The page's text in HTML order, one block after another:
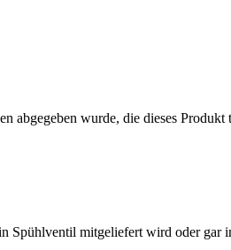
wurde, die dieses
Spühlventil mitgeliefert wird oder gar